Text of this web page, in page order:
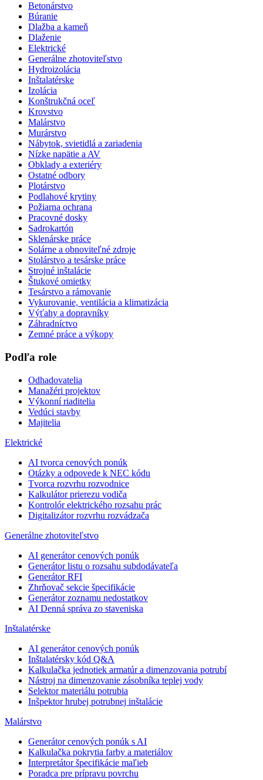
Betonárstvo
Búranie
Dlažba a kameň
Dlaženie
Elektrické
Generálne zhotoviteľstvo
Hydroizolácia
Inštalatérske
Izolácia
Konštrukčná oceľ
Krovstvo
Malárstvo
Murárstvo
Nábytok, svietidlá a zariadenia
Nízke napätie a AV
Obklady a exteriéry
Ostatné odbory
Plotárstvo
Podlahové krytiny
Požiarna ochrana
Pracovné dosky
Sadrokartón
Sklenárske práce
Solárne a obnoviteľné zdroje
Stolárstvo a tesárske práce
Strojné inštalácie
Štukové omietky
Tesárstvo a rámovanie
Vykurovanie, ventilácia a klimatizácia
Výťahy a dopravníky
Záhradníctvo
Zemné práce a výkopy
Podľa role
Odhadovatelia
Manažéri projektov
Výkonní riaditelia
Vedúci stavby
Majitelia
Elektrické
AI tvorca cenových ponúk
Otázky a odpovede k NEC kódu
Tvorca rozvrhu rozvodnice
Kalkulátor prierezu vodiča
Kontrolór elektrického rozsahu prác
Digitalizátor rozvrhu rozvádzača
Generálne zhotoviteľstvo
AI generátor cenových ponúk
Generátor listu o rozsahu subdodávateľa
Generátor RFI
Zhrňovač sekcie špecifikácie
Generátor zoznamu nedostatkov
AI Denná správa zo staveniska
Inštalatérske
AI generátor cenových ponúk
Inštalatérsky kód Q&A
Kalkulačka jednotiek armatúr a dimenzovania potrubí
Nástroj na dimenzovanie zásobníka teplej vody
Selektor materiálu potrubia
Inšpektor hrubej potrubnej inštalácie
Malárstvo
Generátor cenových ponúk s AI
Kalkulačka pokrytia farby a materiálov
Interpretátor špecifikácie maľieb
Poradca pre prípravu povrchu